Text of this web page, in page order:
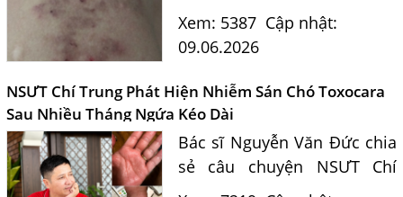
thầm tồn tại nhiều năm
trong cơ thể gây ngứa da,
Tìm hiểu con đường lây
nhiễm, triệu chứng...
Xem: 5387 Cập nhật:
09.06.2026
NSƯT Chí Trung Phát Hiện Nhiễm Sán Chó Toxocara
Sau Nhiều Tháng Ngứa Kéo Dài
Bác sĩ Nguyễn Văn Đức chia
sẻ câu chuyện NSƯT Chí
Trung phát hiện nhiễm sán